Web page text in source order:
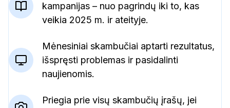
kampanijas – nuo pagrindų iki to, kas
veikia 2025 m. ir ateityje.
Mėnesiniai skambučiai aptarti rezultatus,
išspręsti problemas ir pasidalinti
naujienomis.
Priegia prie visų skambučių įrašų, jei